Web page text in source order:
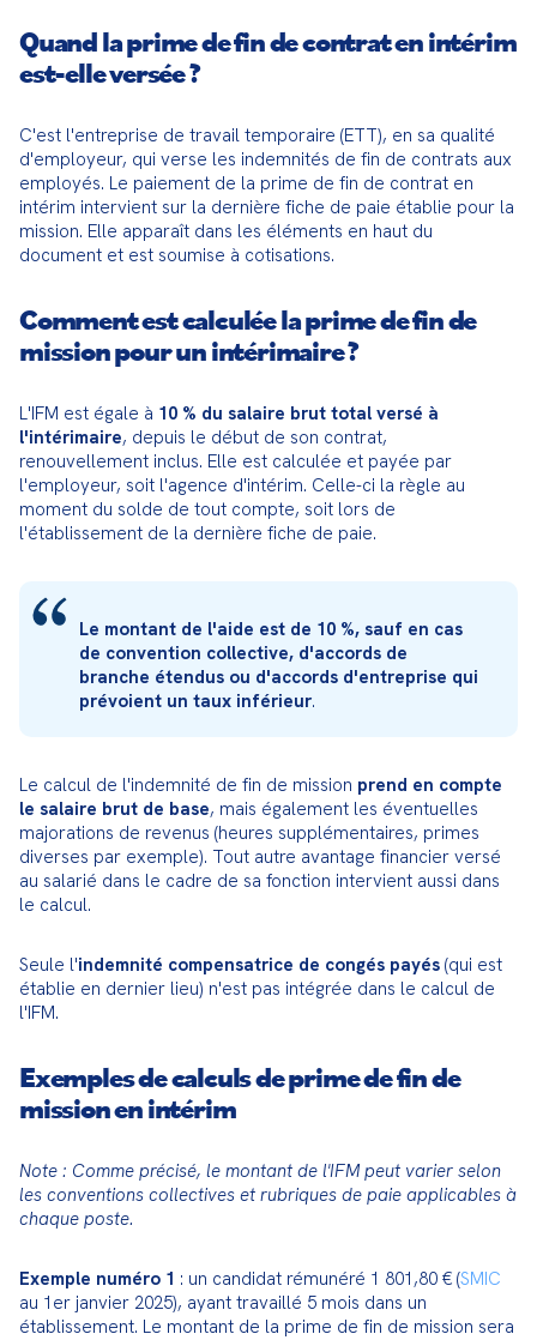
Quand la prime de fin de contrat en intérim
est-elle versée ?
C'est l'entreprise de travail temporaire (ETT), en sa qualité
d'employeur, qui verse les indemnités de fin de contrats aux
employés. Le paiement de la prime de fin de contrat en
intérim intervient sur la dernière fiche de paie établie pour la
mission. Elle apparaît dans les éléments en haut du
document et est soumise à cotisations.
Comment est calculée la prime de fin de
mission pour un intérimaire ?
L'IFM est égale à 10 % du salaire brut total versé à
l'intérimaire, depuis le début de son contrat,
renouvellement inclus. Elle est calculée et payée par
l'employeur, soit l'agence d'intérim. Celle-ci la règle au
moment du solde de tout compte, soit lors de
l'établissement de la dernière fiche de paie.
Le montant de l'aide est de 10 %, sauf en cas
de convention collective, d'accords de
branche étendus ou d'accords d'entreprise qui
prévoient un taux inférieur.
Le calcul de l'indemnité de fin de mission prend en compte
le salaire brut de base, mais également les éventuelles
majorations de revenus (heures supplémentaires, primes
diverses par exemple). Tout autre avantage financier versé
au salarié dans le cadre de sa fonction intervient aussi dans
le calcul.
Seule l'indemnité compensatrice de congés payés (qui est
établie en dernier lieu) n'est pas intégrée dans le calcul de
l'IFM.
Exemples de calculs de prime de fin de
mission en intérim
Note : Comme précisé, le montant de l'IFM peut varier selon
les conventions collectives et rubriques de paie applicables à
chaque poste.
Exemple numéro 1 : un candidat rémunéré 1 801,80 € (SMIC
au 1er janvier 2025), ayant travaillé 5 mois dans un
établissement. Le montant de la prime de fin de mission sera